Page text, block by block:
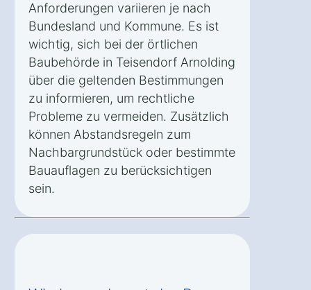
Anforderungen variieren je nach
Bundesland und Kommune. Es ist
wichtig, sich bei der örtlichen
Baubehörde in Teisendorf Arnolding
über die geltenden Bestimmungen
zu informieren, um rechtliche
Probleme zu vermeiden. Zusätzlich
können Abstandsregeln zum
Nachbargrundstück oder bestimmte
Bauauflagen zu berücksichtigen
sein.